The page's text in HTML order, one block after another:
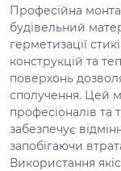
Професійна
будівельний
герметизації
конструкцій та
поверхонь
сполучення. Цей
професіоналів та
забезпечує
запобігаючи
Використання